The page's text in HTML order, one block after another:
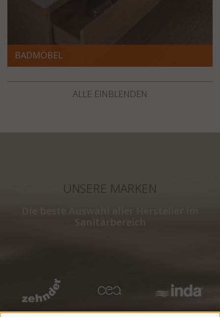
BADMÖBEL
ALLE EINBLENDEN
UNSERE MARKEN